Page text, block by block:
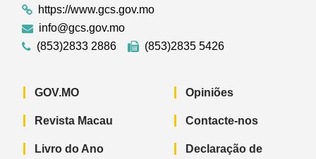
https://www.gcs.gov.mo
info@gcs.gov.mo
(853)2833 2886
(853)2835 5426
GOV.MO
Revista Macau
Livro do Ano
Opiniões
Contacte-nos
Declaração de